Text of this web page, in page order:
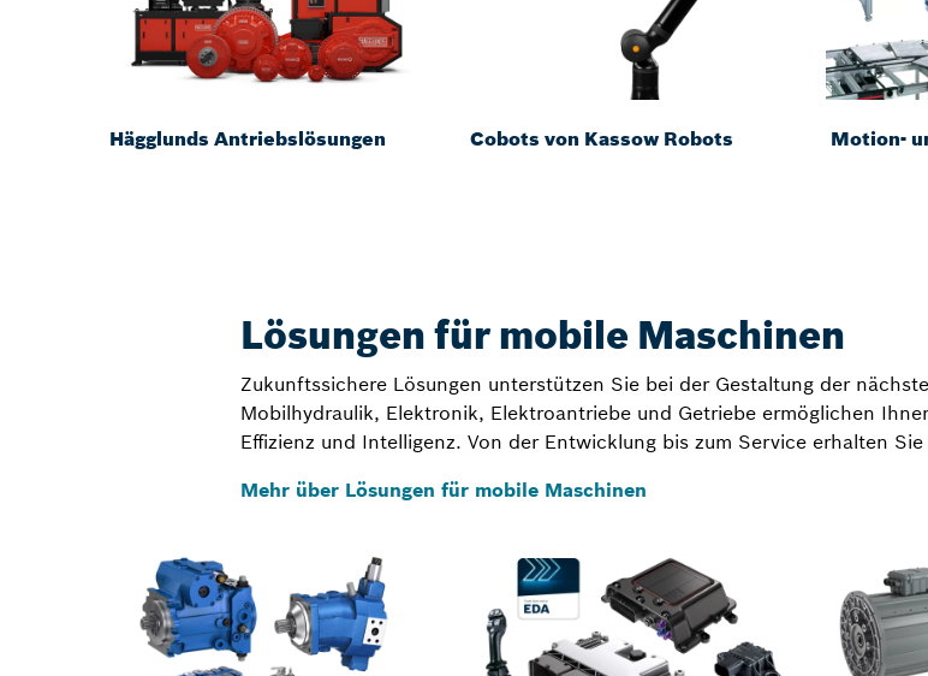
Hägglunds Antriebslösungen Cobots von Kassow Robots Motion-
Lösungen für mobile Maschinen
Zukunftssichere Lösungen unterstützen Sie bei der Gestaltung der
Mobilhydraulik, Elektronik, Elektroantriebe und Getriebe ermöglichen
Effizienz und Intelligenz. Von der Entwicklung bis zum Service erhalten
Mehr über Lösungen für mobile Maschinen